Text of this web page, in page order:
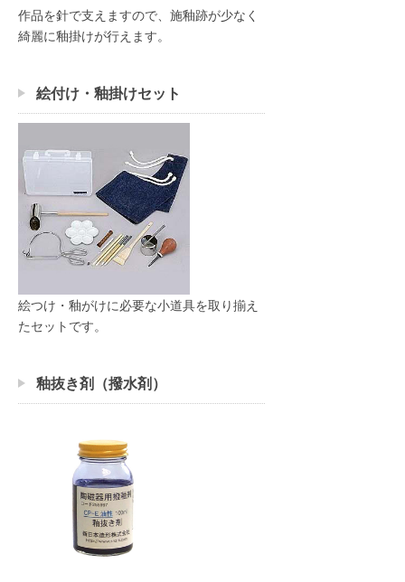
作品を針で支えますので、施釉跡が少なく
綺麗に釉掛けが行えます。
絵付け・釉掛けセット
絵つけ・釉がけに必要な小道具を取り揃え
たセットです。
釉抜き剤（撥水剤）